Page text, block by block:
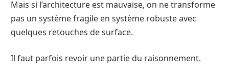
Mais si l’architecture est mauvaise, on ne transforme
pas un système fragile en système robuste avec
quelques retouches de surface.
Il faut parfois revoir une partie du raisonnement.